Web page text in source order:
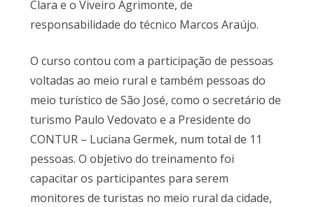
Clara e o Viveiro Agrimonte, de
responsabilidade do técnico Marcos Araújo.
O curso contou com a participação de pessoas
voltadas ao meio rural e também pessoas do
meio turístico de São José, como o secretário de
turismo Paulo Vedovato e a Presidente do
CONTUR – Luciana Germek, num total de 11
pessoas. O objetivo do treinamento foi
capacitar os participantes para serem
monitores de turistas no meio rural da cidade,